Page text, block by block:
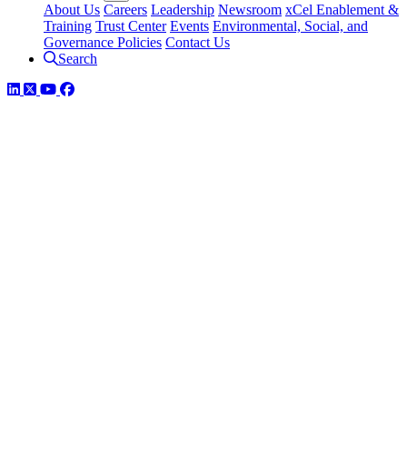
About Us Careers Leadership Newsroom xCel Enablement &
Training Trust Center Events Environmental, Social, and
Governance Policies Contact Us
Search
LinkedIn
TwitterYouTube
Facebook